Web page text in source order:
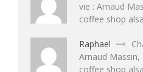
vie : Arnaud
coffee shop
Raphael
Arnaud Massin,
coffee shop